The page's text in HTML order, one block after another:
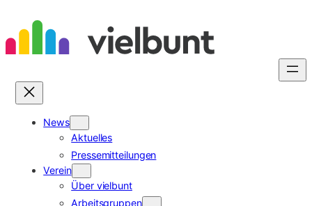
Inhalt
springen
News
Aktuelles
Pressemitteilungen
Verein
Über vielbunt
Arbeitsgruppen